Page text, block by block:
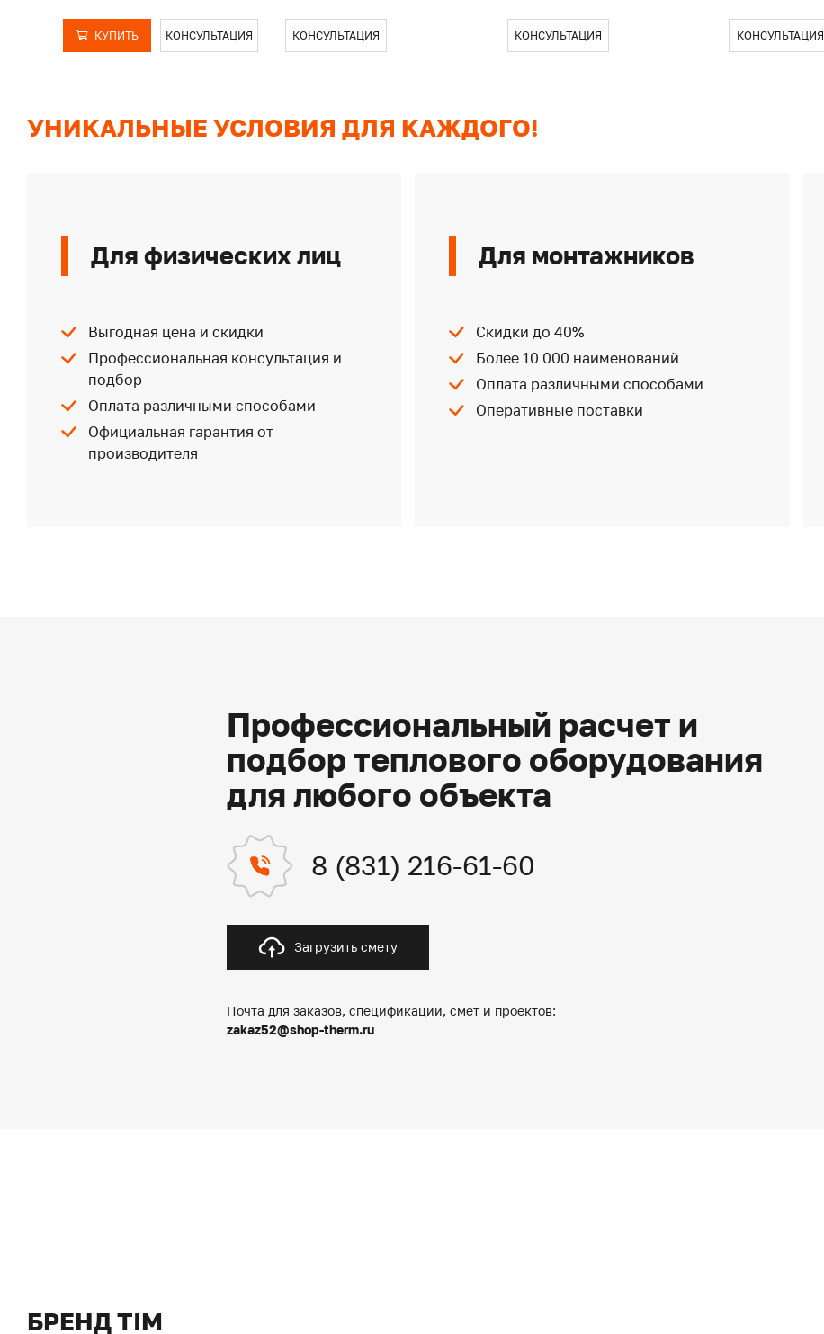
КУПИТЬ КОНСУЛЬТАЦИЯ КОНСУЛЬТАЦИЯ КОНСУЛЬТАЦИЯ КОНСУЛЬТАЦИЯ
УНИКАЛЬНЫЕ УСЛОВИЯ ДЛЯ КАЖДОГО!
Для физических лиц
Выгодная цена и скидки
Профессиональная консультация и
подбор
Оплата различными способами
Официальная гарантия от
производителя
Для монтажников
Скидки до 40%
Более 10 000 наименований
Оплата различными способами
Оперативные поставки
Профессиональный расчет и
подбор теплового оборудования
для любого объекта
8 (831) 216-61-60
Загрузить смету
Почта для заказов, спецификации, смет и проектов:
zakaz52@shop-therm.ru
БРЕНД TIM